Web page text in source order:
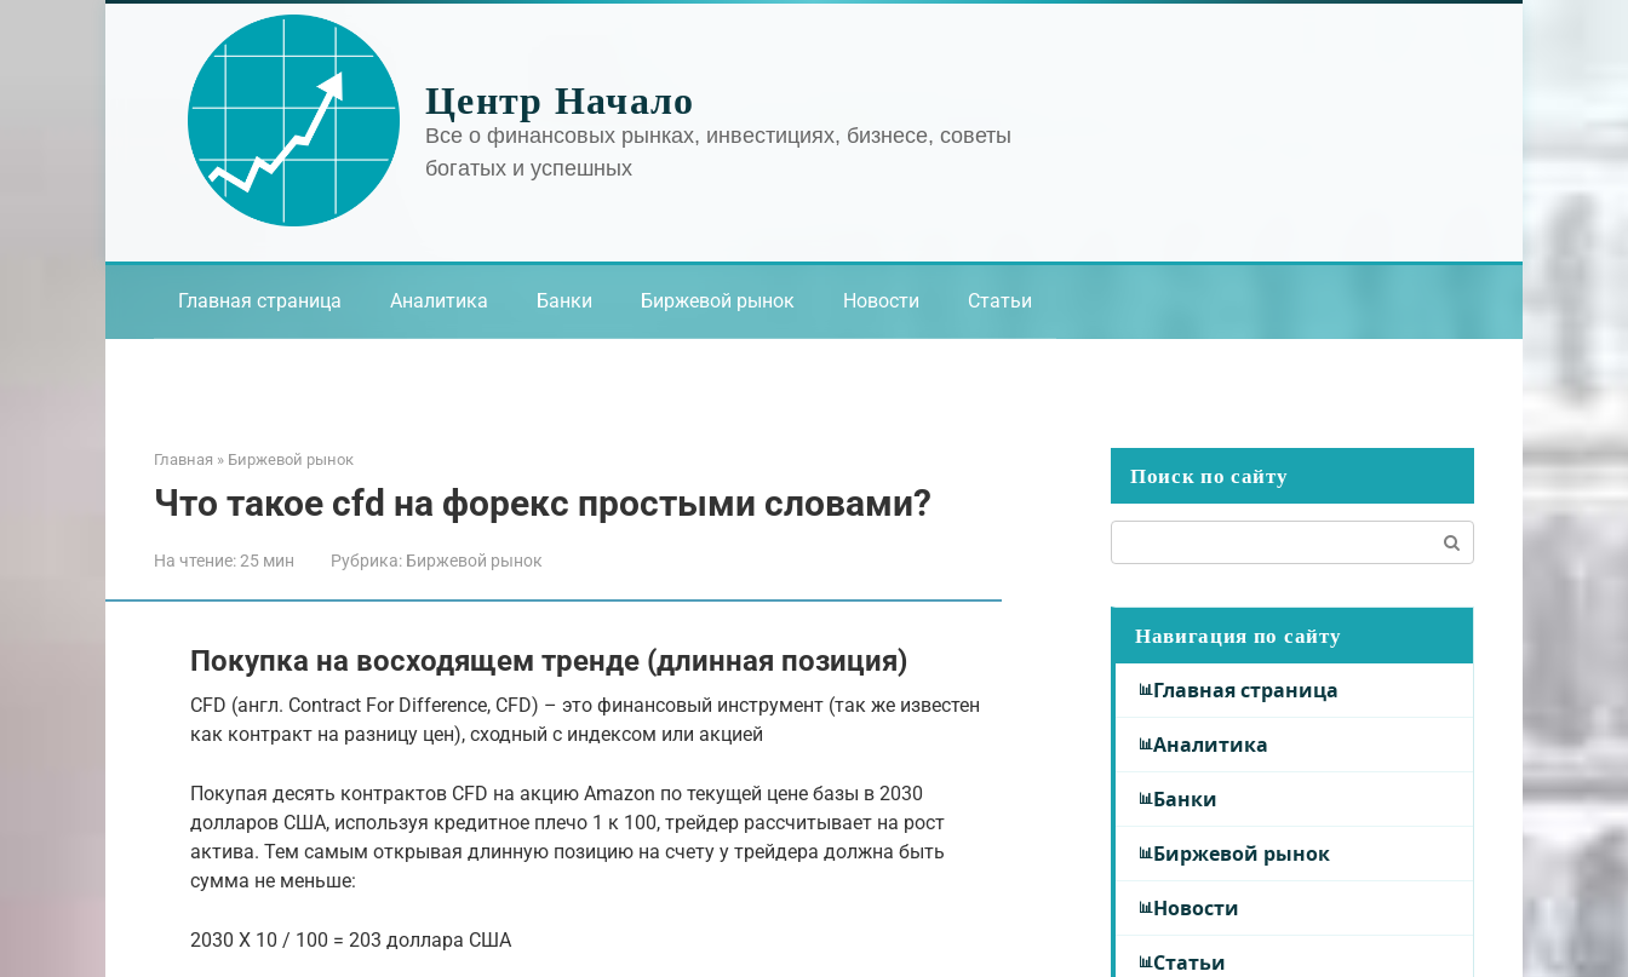
Центр Начало
Все о финансовых рынках, инвестициях, бизнесе, советы
богатых и успешных
Главная страница Аналитика Банки Биржевой рынок Новости Статьи
Главная » Биржевой рынок
Что такое cfd на форекс простыми словами?
На чтение:25 мин Рубрика: Биржевой рынок
Покупка на восходящем тренде (длинная позиция)
CFD (англ. Contract For Difference, CFD) – это финансовый инструмент (так же известен
как контракт на разницу цен), сходный с индексом или акцией
Покупая десять контрактов CFD на акцию Amazon по текущей цене базы в 2030
долларов США, используя кредитное плечо 1 к 100, трейдер рассчитывает на рост
актива. Тем самым открывая длинную позицию на счету у трейдера должна быть
сумма не меньше:
2030 Х 10 / 100 = 203 доллара США
Поиск по сайту
Навигация по сайту
Главная страница
Аналитика
Банки
Биржевой рынок
Новости
Статьи